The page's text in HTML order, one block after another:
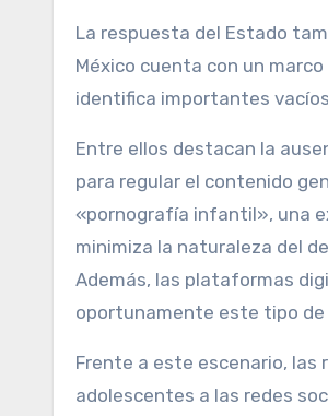
La respuesta del Estado
México cuenta con un
identifica importantes
Entre ellos destacan la
para regular el contenido
«pornografía infantil», una
minimiza la naturaleza del
Además, las plataformas
oportunamente este tipo de
Frente a este escenario, las
adolescentes a las redes